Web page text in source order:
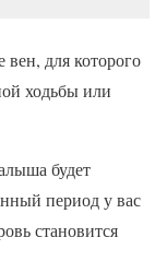
для которого
ходьбы или
будет
период у вас
становится